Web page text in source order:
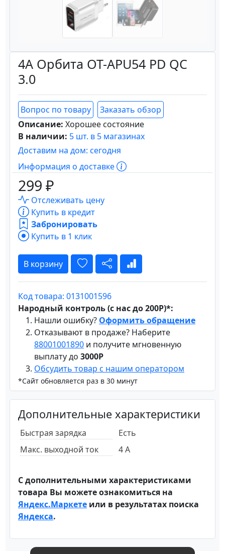
4A Орбита OT-APU54 PD QC
3.0
Вопрос по товару
Заказать обзор
Описание: Хорошее состояние
В наличии: 5 шт. в 5 магазинах
Доставим на дом: сегодня
Информация о доставке
299 ₽
Отслеживать цену
Купить в кредит
Забронировать
Купить в 1 клик
В корзину
Код товара: 0131001596
Народный контроль (с нас до 200Р)*:
Нашли ошибку? Оформить обращение
Отказывают в продаже? Наберите
88001001890 и получите мгновенную
выплату до 3000Р
Обсудить товар с нашим оператором
*Сайт обновляется раз в 30 минут
Дополнительные характеристики
Быстрая зарядка
Есть
Макс. выходной ток
4 А
С дополнительными характеристиками
товара Вы можете ознакомиться на
Яндекс.Маркете или в результатах поиска
Яндекса.